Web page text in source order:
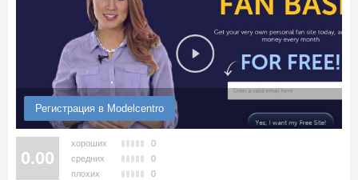
Регистрация в Modelcentro
0.00
хороших
0
средних
0
плохих
0